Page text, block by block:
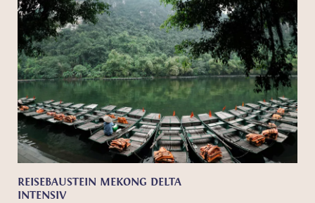
REISEBAUSTEIN MEKONG DELTA
INTENSIV